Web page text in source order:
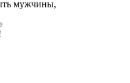
мужчины,